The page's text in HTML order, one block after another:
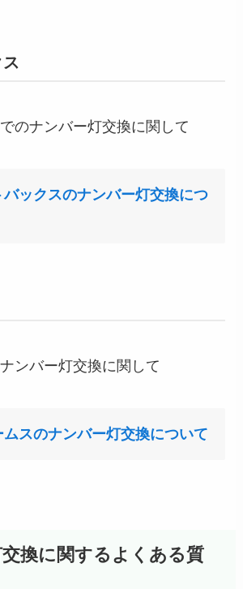
のナンバー灯交換に関して
バックスのナンバー灯交換につ
ンバー灯交換に関して
ムスのナンバー灯交換について
換に関するよくある質